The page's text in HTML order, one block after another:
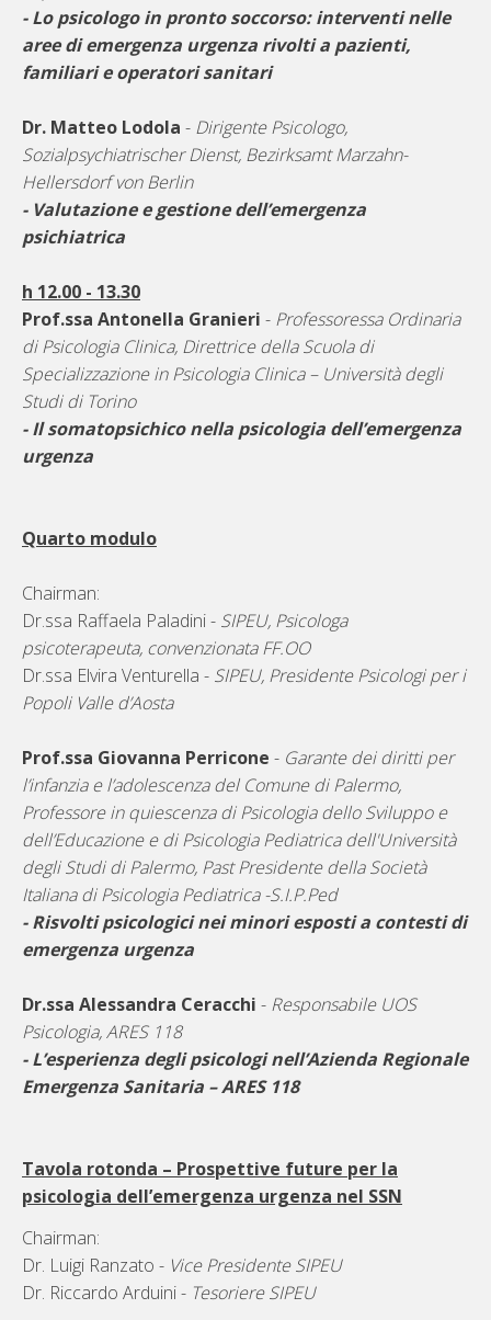
- Lo psicologo in pronto soccorso: interventi nelle
aree di emergenza urgenza rivolti a pazienti,
familiari e operatori sanitari
Dr. Matteo Lodola - Dirigente Psicologo,
Sozialpsychiatrischer Dienst, Bezirksamt Marzahn-
Hellersdorf von Berlin
- Valutazione e gestione dell’emergenza
psichiatrica
h 12.00 - 13.30
Prof.ssa Antonella Granieri - Professoressa Ordinaria
di Psicologia Clinica, Direttrice della Scuola di
Specializzazione in Psicologia Clinica – Università degli
Studi di Torino
- Il somatopsichico nella psicologia dell’emergenza
urgenza
Quarto modulo
Chairman:
Dr.ssa Raffaela Paladini - SIPEU, Psicologa
psicoterapeuta, convenzionata FF.OO
Dr.ssa Elvira Venturella - SIPEU, Presidente Psicologi per i
Popoli Valle d’Aosta
Prof.ssa Giovanna Perricone - Garante dei diritti per
l’infanzia e l’adolescenza del Comune di Palermo,
Professore in quiescenza di Psicologia dello Sviluppo e
dell’Educazione e di Psicologia Pediatrica dell'Università
degli Studi di Palermo, Past Presidente della Società
Italiana di Psicologia Pediatrica -S.I.P.Ped
- Risvolti psicologici nei minori esposti a contesti di
emergenza urgenza
Dr.ssa Alessandra Ceracchi - Responsabile UOS
Psicologia, ARES 118
- L’esperienza degli psicologi nell’Azienda Regionale
Emergenza Sanitaria – ARES 118
Tavola rotonda – Prospettive future per la
psicologia dell’emergenza urgenza nel SSN
Chairman:
Dr. Luigi Ranzato - Vice Presidente SIPEU
Dr. Riccardo Arduini - Tesoriere SIPEU